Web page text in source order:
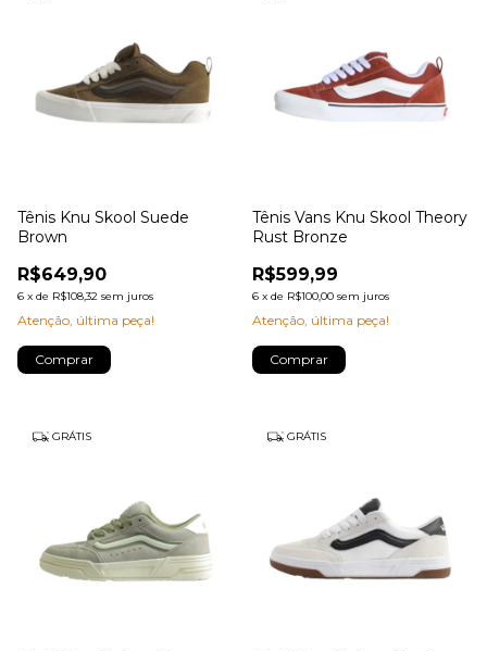
Tênis Knu Skool Suede
Brown
R$649,90
6 x de R$108,32 sem juros
Atenção, última peça!
Comprar
Tênis Vans Knu Skool Theory
Rust Bronze
R$599,99
6 x de R$100,00 sem juros
Atenção, última peça!
Comprar
GRÁTIS GRÁTIS